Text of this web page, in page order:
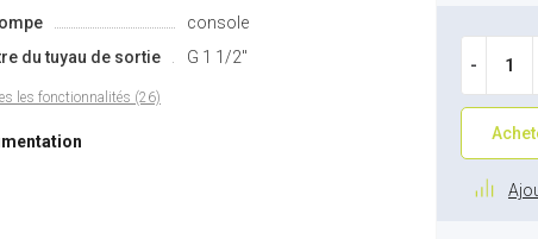
console
du tuyau de sortie
G 1 1/2"
les fonctionnalités (26)
-